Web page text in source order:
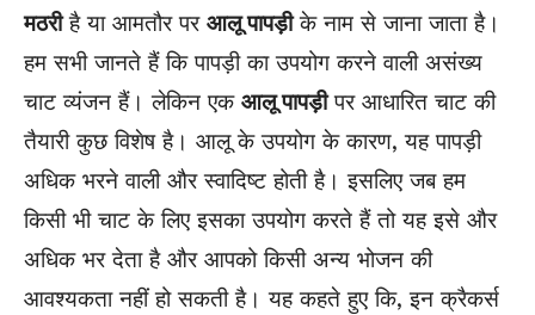
मठरीहै या आमतौर पर आलू पापड़ीके नाम से जाना जाता है।
हम सभी जानते हैं कि पापड़ी का उपयोग करने वाली असंख्य
चाट व्यंजन हैं। लेकिन एक आलू पापड़ीपर आधारित चाट की
तैयारी कुछ विशेष है। आलू के उपयोग के कारण, यह पापड़ी
अधिक भरने वाली और स्वादिष्ट होती है। इसलिए जब हम
किसी भी चाट के लिए इसका उपयोग करते हैं तो यह इसे और
अधिक भर देता है और आपको किसी अन्य भोजन की
आवश्यकता नहीं हो सकती है। यह कहते हुए कि, इन क्रैकर्स